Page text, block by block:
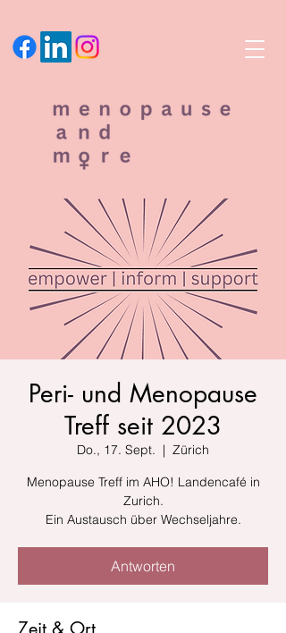
Peri- und Menopause
Treff seit 2023
Do., 17. Sept.
  |
Zürich
Menopause Treff im AHO! Landencafé in
Zurich.
Ein Austausch über Wechseljahre.
Antworten